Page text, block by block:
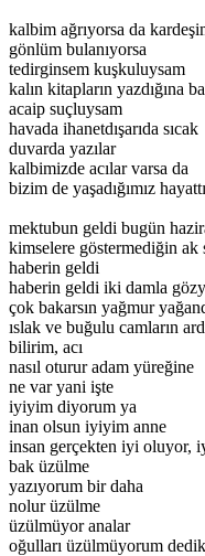
kalbim ağrıyorsa da
gönlüm bulanıyorsa
tedirginsem kuşkuluysam
kalın kitapların yazdığına
acaip suçluysam
havada ihanetdışarıda sıcak
duvarda yazılar
kalbimizde acılar varsa da
bizim de yaşadığımız
mektubun geldi bugün
kimselere göstermediğin ak
haberin geldi
haberin geldi iki damla
çok bakarsın yağmur
ıslak ve buğulu camların
bilirim, acı
nasıl oturur adam yüreğine
ne var yani işte
iyiyim diyorum ya
inan olsun iyiyim anne
insan gerçekten iyi oluyor,
bak üzülme
yazıyorum bir daha
nolur üzülme
üzülmüyor analar
oğulları üzülmüyorum